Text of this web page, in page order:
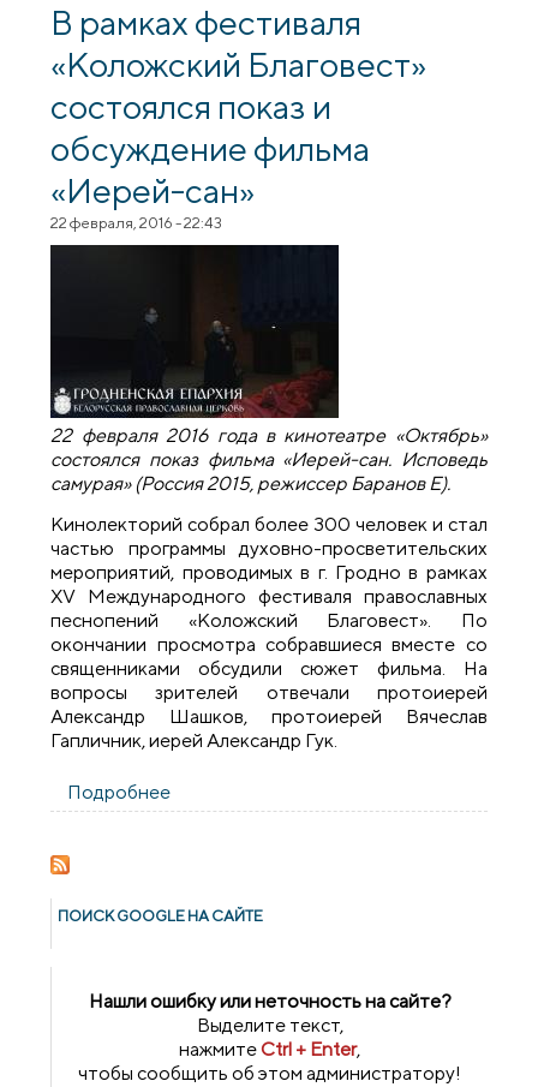
В рамках фестиваля
«Коложский Благовест»
состоялся показ и
обсуждение фильма
«Иерей-сан»
22 февраля, 2016 - 22:43
22 февраля 2016 года в кинотеатре «Октябрь»
состоялся показ фильма «Иерей-сан. Исповедь
самурая» (Россия 2015, режиссер Баранов Е).
Кинолекторий собрал более 300 человек и стал
частью программы духовно-просветительских
мероприятий, проводимых в г. Гродно в рамках
XV Международного фестиваля православных
песнопений «Коложский Благовест». По
окончании просмотра собравшиеся вместе со
священниками обсудили сюжет фильма. На
вопросы зрителей отвечали протоиерей
Александр Шашков, протоиерей Вячеслав
Гапличник, иерей Александр Гук.
Подробнее
Благовест» состоялся показ и
ПОИСК GOОGLE НА САЙТЕ
Нашли ошибку или неточность на сайте?
Выделите текст,
нажмитеCtrl + Enter,
чтобы сообщить об этом администратору!